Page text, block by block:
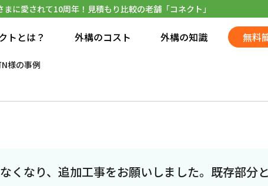
まに愛されて10周年！見積もり比較の老舗「コネクト」
トとは？ 外構のコスト 外構の知識 無料
様の事例
くなり、追加工事をお願いしました。既存部分